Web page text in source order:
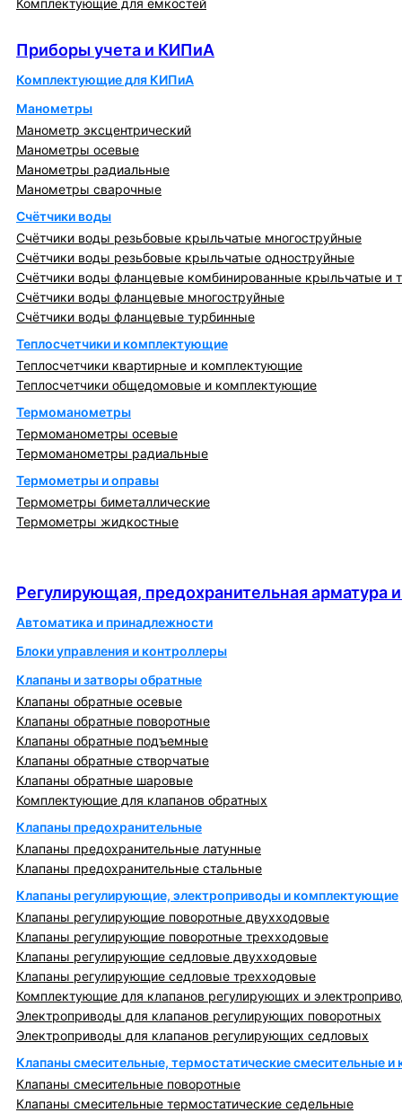
Комплектующие для емкостей
Приборы учета и КИПиА
Комплектующие для КИПиА
Манометры
Манометр эксцентрический
Манометры осевые
Манометры радиальные
Манометры сварочные
Счётчики воды
Счётчики воды резьбовые крыльчатые многоструйные
Счётчики воды резьбовые крыльчатые одноструйные
Счётчики воды фланцевые комбинированные крыльчатые и
Счётчики воды фланцевые многоструйные
Счётчики воды фланцевые турбинные
Теплосчетчики и комплектующие
Теплосчетчики квартирные и комплектующие
Теплосчетчики общедомовые и комплектующие
Термоманометры
Термоманометры осевые
Термоманометры радиальные
Термометры и оправы
Термометры биметаллические
Термометры жидкостные
Регулирующая, предохранительная арматура
Автоматика и принадлежности
Блоки управления и контроллеры
Клапаны и затворы обратные
Клапаны обратные осевые
Клапаны обратные поворотные
Клапаны обратные подъемные
Клапаны обратные створчатые
Клапаны обратные шаровые
Комплектующие для клапанов обратных
Клапаны предохранительные
Клапаны предохранительные латунные
Клапаны предохранительные стальные
Клапаны регулирующие, электроприводы и комплектующие
Клапаны регулирующие поворотные двухходовые
Клапаны регулирующие поворотные трехходовые
Клапаны регулирующие седловые двухходовые
Клапаны регулирующие седловые трехходовые
Комплектующие для клапанов регулирующих и
Электроприводы для клапанов регулирующих поворотных
Электроприводы для клапанов регулирующих седловых
Клапаны смесительные, термостатические смесительные
Клапаны смесительные поворотные
Клапаны смесительные термостатические седельные